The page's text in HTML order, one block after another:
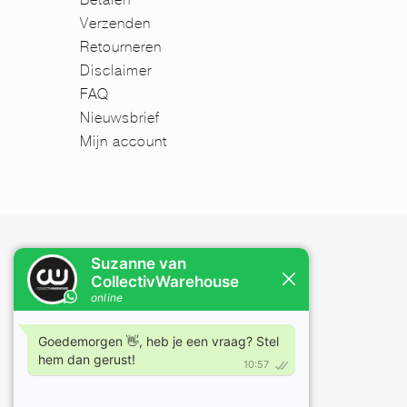
Verzenden
Retourneren
Disclaimer
FAQ
Nieuwsbrief
Mijn account